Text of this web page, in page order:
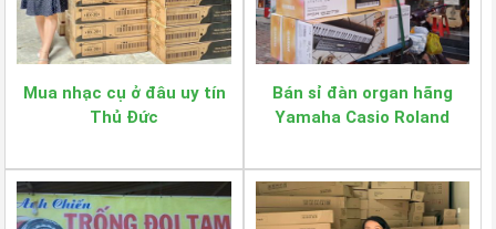
Mua nhạc cụ ở đâu uy tín
Thủ Đức
Bán sỉ đàn organ hãng
Yamaha Casio Roland